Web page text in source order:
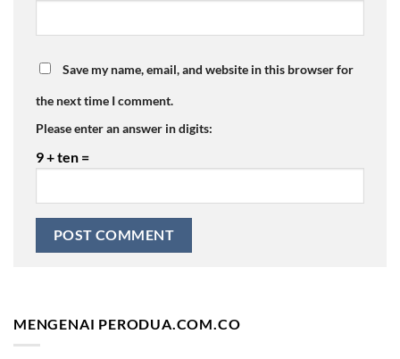
Save my name, email, and website in this browser for
the next time I comment.
Please enter an answer in digits:
9 + ten =
MENGENAI PERODUA.COM.CO